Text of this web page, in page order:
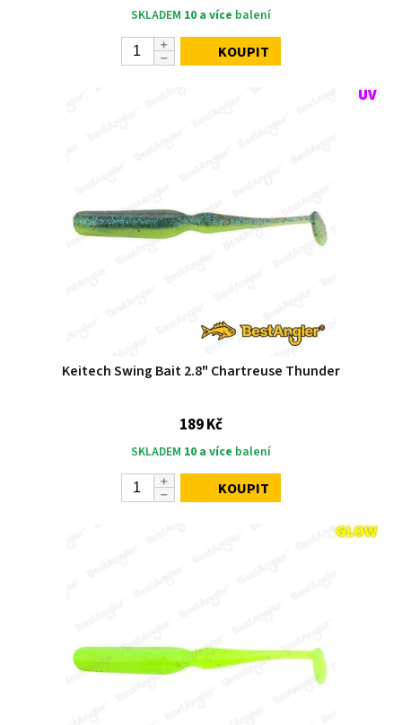
SKLADEM 10 a více balení
KOUPIT
Keitech Swing Bait 2.8" Chartreuse Thunder
189 Kč
SKLADEM 10 a více balení
KOUPIT